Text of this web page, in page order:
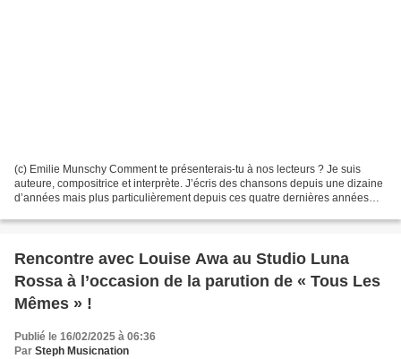
(c) Emilie Munschy Comment te présenterais-tu à nos lecteurs ? Je suis
auteure, compositrice et interprète. J’écris des chansons depuis une dizaine
d’années mais plus particulièrement depuis ces quatre dernières années
Rencontre avec Louise Awa au Studio Luna
Rossa à l’occasion de la parution de « Tous Les
Mêmes » !
Publié le 16/02/2025 à 06:36
Par Steph Musicnation